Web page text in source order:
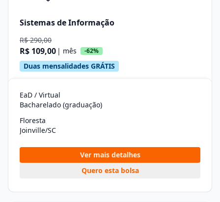
Sistemas de Informação
R$ 290,00
R$ 109,00 | mês -62%
Duas mensalidades GRÁTIS
EaD / Virtual
Bacharelado (graduação)
Floresta
Joinville/SC
Ver mais detalhes
Quero esta bolsa